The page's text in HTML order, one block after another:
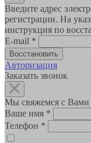
Введите адрес
регистрации. На
инструкция по
E-mail *
Авторизация
Заказать звонок
Мы свяжемся с Вами
Ваше имя *
Телефон *